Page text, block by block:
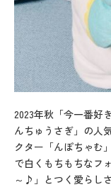
2023年秋「今一番好
んちゅうさぎ」の人
クター「んぽちゃむ
で白くもちもちなフ
～♪」とつく愛らし